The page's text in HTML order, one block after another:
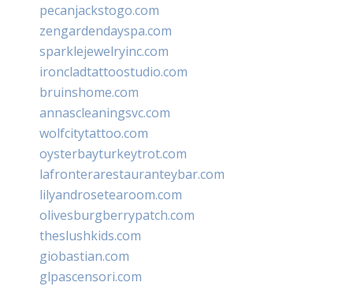
pecanjackstogo.com
zengardendayspa.com
sparklejewelryinc.com
ironcladtattoostudio.com
bruinshome.com
annascleaningsvc.com
wolfcitytattoo.com
oysterbayturkeytrot.com
lafronterarestauranteybar.com
lilyandrosetearoom.com
olivesburgberrypatch.com
theslushkids.com
giobastian.com
glpascensori.com